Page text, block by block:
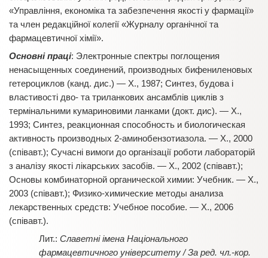
«Управління, економіка та забезпечення якості у фармації»
та член редакційної колегії «Журналу органічної та
фармацевтичної хімії».
Основні праці: Электронные спектры поглощения
ненасыщенных соединений, производных бифениленовых
гетероциклов (канд. дис.) — Х., 1987; Синтез, будова і
властивості дво- та триланкових ансамблів циклів з
термінальними кумариновими ланками (докт. дис). — X.,
1993; Синтез, реакционная способность и биологическая
активность производных 2-аминобензотиазола. — Х., 2000
(співавт.); Сучасні вимоги до організації роботи лабораторій
з аналізу якості лікарських засобів. — Х., 2002 (співавт.);
Основы комбинаторной органической химии: Учебник. — Х.,
2003 (співавт.); Физико-химические методы анализа
лекарственных средств: Учебное пособие. — Х., 2006
(співавт.).
Славетні імена Національного
фармацевтичного університету / За ред. чл.-кор.